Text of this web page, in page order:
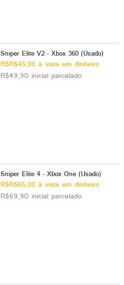
Sniper Elite V2 - Xbox 360 (Usado)
R$R$45,00 à vista em dinheiro
R$49,90 inicial parcelado
Sniper Elite 4 - Xbox One (Usado)
R$R$65,00 à vista em dinheiro
R$69,90 inicial parcelado